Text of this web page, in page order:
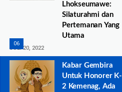
Lhokseumawe:
Silaturahmi dan
Pertemanan Yang
Utama
JULI 20, 2022
Kabar Gembira
Untuk Honorer K-
2 Kemenag, Ada